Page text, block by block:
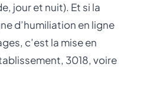
jour et nuit). Et si la
d’humiliation en ligne
c’est la mise en
3018, voire